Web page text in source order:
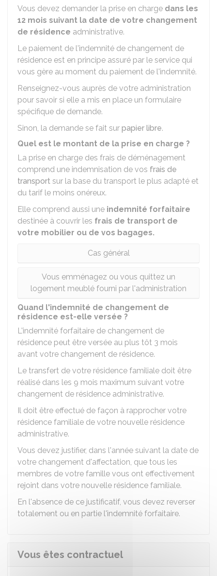
Vous devez demander la prise en charge dans les
12 mois suivant la date de votre changement
de résidence administrative.
Le paiement de l'indemnité de changement de
résidence est en principe assuré par le service qui
vous gère au moment du paiement de l'indemnité.
Renseignez-vous auprès de votre administration
pour savoir si elle a mis en place un formulaire
spécifique de demande.
Sinon, la demande se fait sur papier libre.
Quel est le montant de la prise en charge ?
La prise en charge des frais de déménagement
comprend une indemnisation de vos frais de
transport sur la base du transport le plus adapté et
du tarif le moins onéreux.
Elle comprend aussi une indemnité forfaitaire
destinée à couvrir les frais de transport de
votre mobilier ou de vos bagages.
Cas général
Vous emménagez ou vous quittez un
logement meublé fourni par l'administration
Quand l'indemnité de changement de
résidence est-elle versée ?
L'indemnité forfaitaire de changement de
résidence peut être versée au plus tôt 3 mois
avant votre changement de résidence.
Le transfert de votre résidence familiale doit être
réalisé dans les 9 mois maximum suivant votre
changement de résidence administrative.
Il doit être effectué de façon à rapprocher votre
résidence familiale de votre nouvelle résidence
administrative.
Vous devez justifier, dans l'année suivant la date de
votre changement d'affectation, que tous les
membres de votre famille vous ont effectivement
rejoint dans votre nouvelle résidence familiale.
En l'absence de ce justificatif, vous devez reverser
totalement ou en partie l'indemnité forfaitaire.
Vous êtes contractuel